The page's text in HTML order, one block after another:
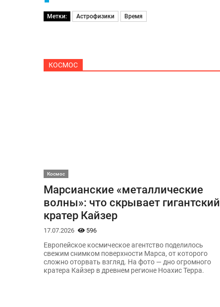
Метки: Астрофизики Время
КОСМОС
Космос
Марсианские «металлические
волны»: что скрывает гигантский
кратер Кайзер
17.07.2026 596
Европейское космическое агентство поделилось
свежим снимком поверхности Марса, от которого
сложно оторвать взгляд. На фото — дно огромного
кратера Кайзер в древнем регионе Ноахис Терра.